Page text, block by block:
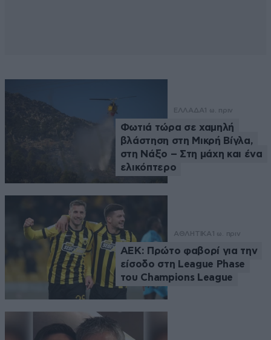
ΕΛΛΑΔΑ 1 ω. πριν
Φωτιά τώρα σε χαμηλή
βλάστηση στη Μικρή Βίγλα,
στη Νάξο – Στη μάχη και ένα
ελικόπτερο
ΑΘΛΗΤΙΚΑ 1 ω. πριν
ΑΕΚ: Πρώτο φαβορί για την
είσοδο στη League Phase
του Champions League